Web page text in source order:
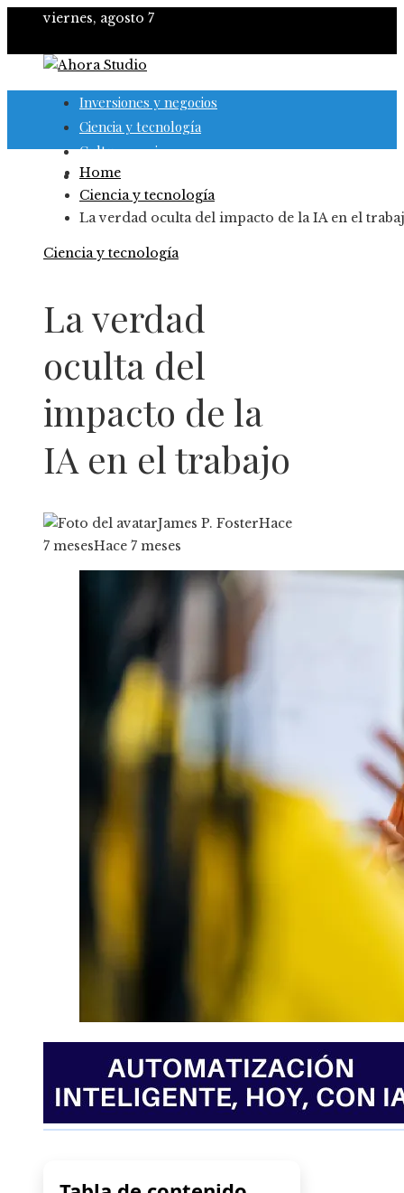
viernes, agosto 7
Inversiones y negocios
Ciencia y tecnología
Cultura y ocio
Responsabilidad social
Home
Ciencia y tecnología
La verdad oculta del impacto de la IA en el
Ciencia y tecnología
La verdad
oculta del
impacto de la
IA en el trabajo
James P. FosterHace
7 mesesHace 7 meses